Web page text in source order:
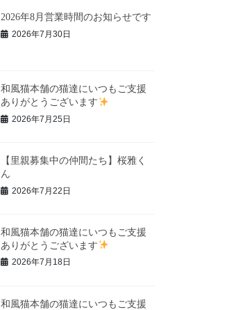
2026年8月営業時間のお知らせです
2026年7月30日
和風猫本舗の猫達にいつもご支援
ありがとうございます
2026年7月25日
【里親募集中の仲間たち】桜雅く
ん
2026年7月22日
和風猫本舗の猫達にいつもご支援
ありがとうございます
2026年7月18日
和風猫本舗の猫達にいつもご支援